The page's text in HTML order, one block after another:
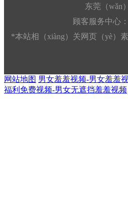
压机中，起皱成为制约其拉深成
如何保养压力机的油缸（gāng）
东莞（wǎn
顾客服务中心
*本站相（xiàng）关网页（yè）
网站地图 男女羞羞视频-男女羞羞
福利免费视频-男女无遮挡羞羞视频